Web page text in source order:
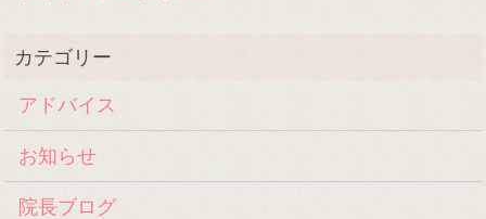
アドバイス
お知らせ
院長ブログ